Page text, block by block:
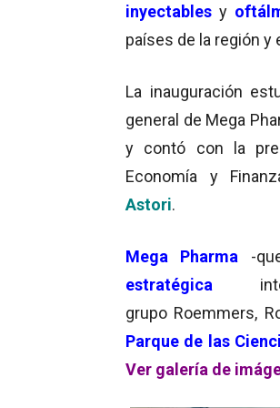
inyectables y
países de la región y
La inauguración
general de Mega
y contó con la
Economía y
Astori.
Mega Pharma -
estratégica
grupo Roemmers,
Parque de las
Ver galería de